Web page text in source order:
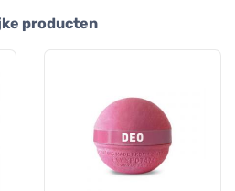
producten